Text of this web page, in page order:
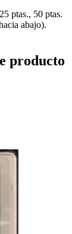
ptas., 50 ptas.
abajo).
producto